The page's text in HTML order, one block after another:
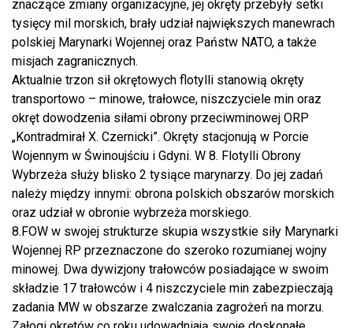
znaczące zmiany organizacyjne, jej okręty przebyły setki
tysięcy mil morskich, brały udział największych manewrach
polskiej Marynarki Wojennej oraz Państw NATO, a także
misjach zagranicznych.
Aktualnie trzon sił okrętowych flotylli stanowią okręty
transportowo – minowe, trałowce, niszczyciele min oraz
okręt dowodzenia siłami obrony przeciwminowej ORP
„Kontradmirał X. Czernicki”. Okręty stacjonują w Porcie
Wojennym w Świnoujściu i Gdyni. W 8. Flotylli Obrony
Wybrzeża służy blisko 2 tysiące marynarzy. Do jej zadań
należy między innymi: obrona polskich obszarów morskich
oraz udział w obronie wybrzeża morskiego.
8.FOW w swojej strukturze skupia wszystkie siły Marynarki
Wojennej RP przeznaczone do szeroko rozumianej wojny
minowej. Dwa dywizjony trałowców posiadające w swoim
składzie 17 trałowców i 4 niszczyciele min zabezpieczają
zadania MW w obszarze zwalczania zagrożeń na morzu.